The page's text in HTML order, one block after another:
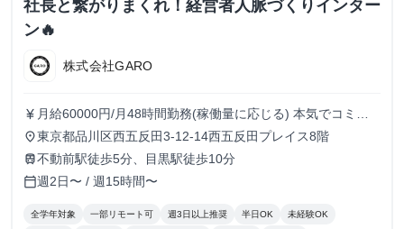
社長と繋がりまくれ！経営者人脈づくりインター
ン🔥
株式会社GARO
currency_yen 月給60000円/月48時間勤務(稼働量に応じる) 本気でコミッ
トすれば、学生でも圧倒的な実績と報酬を得られる環境で
す！
place東京都品川区西五反田3-12-14西五反田プレイス8階
train不動前駅徒歩5分、目黒駅徒歩10分
calendar_today週2日〜 / 週15時間〜
全学年対象 一部リモート可 週3日以上推奨 半日OK 未経験OK